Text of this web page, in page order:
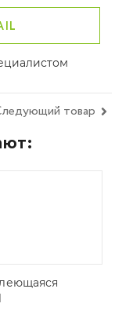
товар